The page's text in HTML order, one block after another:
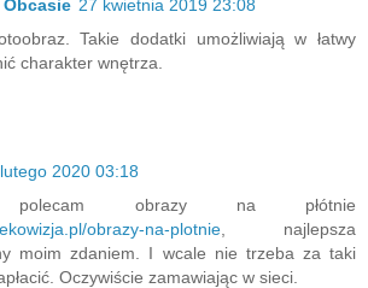
Obcasie 27 kwietnia 2019 23:08
Takie dodatki umożliwiają w łatwy
charakter wnętrza.
2020 03:18
obrazy na płótnie
obrazy-na-plotnie , najlepsza
moim zdaniem. I wcale nie trzeba za taki
Oczywiście zamawiając w sieci.